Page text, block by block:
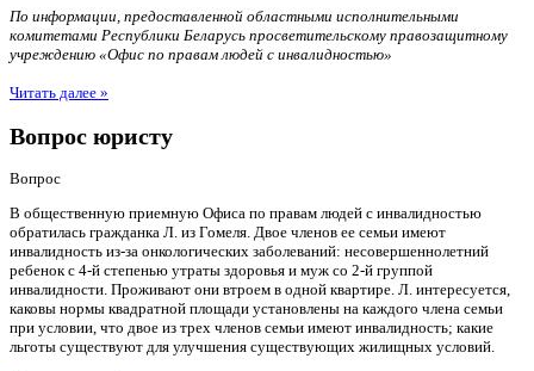
По информации, предоставленной областными исполнительными
комитетами Республики Беларусь просветительскому правозащитному
учреждению «Офис по правам людей с инвалидностью»
Читать далее »
Вопрос юристу
Вопрос
В общественную приемную Офиса по правам людей с инвалидностью
обратилась гражданка Л. из Гомеля. Двое членов ее семьи имеют
инвалидность из-за онкологических заболеваний: несовершеннолетний
ребенок с 4-й степенью утраты здоровья и муж со 2-й группой
инвалидности. Проживают они втроем в одной квартире. Л. интересуется,
каковы нормы квадратной площади установлены на каждого члена семьи
при условии, что двое из трех членов семьи имеют инвалидность; какие
льготы существуют для улучшения существующих жилищных условий.